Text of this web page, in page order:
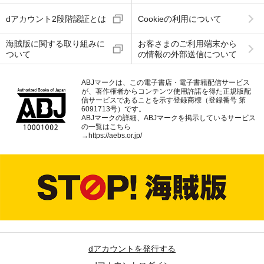
dアカウント2段階認証とは Cookieの利用について
海賊版に関する取り組みに
ついて
お客さまのご利用端末から
の情報の外部送信について
ABJマークは、この電子書店・電子書籍配信サービス
が、著作権者からコンテンツ使用許諾を得た正規版配
信サービスであることを示す登録商標（登録番号 第
6091713号）です。
ABJマークの詳細、ABJマークを掲示しているサービス
の一覧はこちら
→https://aebs.or.jp/
dアカウントを発行する